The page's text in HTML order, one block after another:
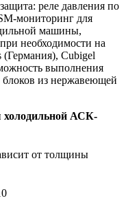
реле давления по
мониторинг для
машины,
необходимости на
(Германия), Cubigel
выполнения
блоков из нержавеющей
холодильной АСК-
от толщины